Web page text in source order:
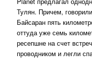
Тулян. Причем,
Байсаран пять
оттуда уже семь
ресепшне на счет
проводником и легли